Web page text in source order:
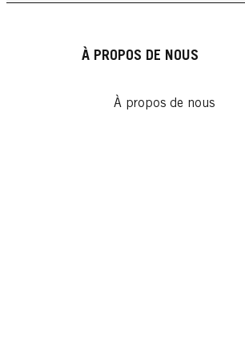
À PROPOS DE NOUS
À propos de nous